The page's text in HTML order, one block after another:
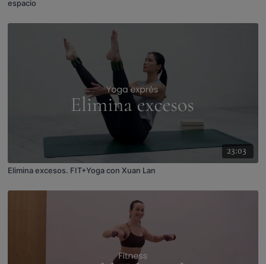
espacio
23:03
Elimina excesos. FIT+Yoga con Xuan Lan